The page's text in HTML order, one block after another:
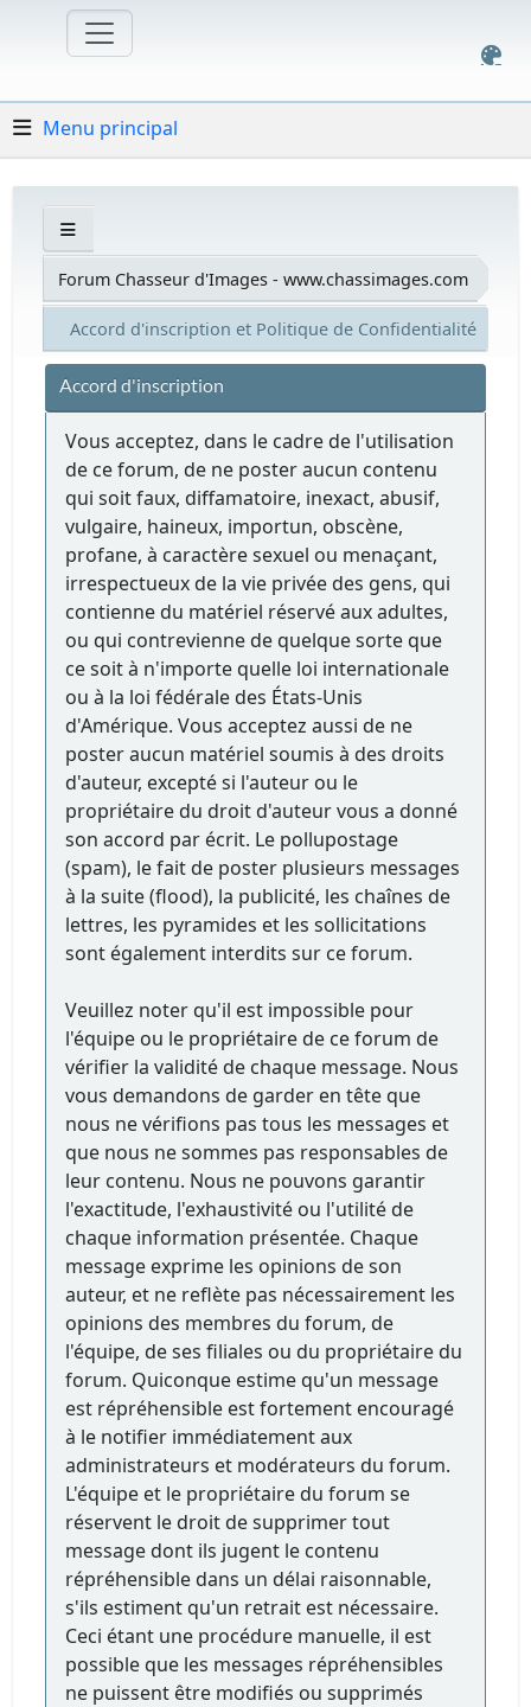
Menu principal
Forum Chasseur d'Images - www.chassimages.com
Accord d'inscription et Politique de Confidentialité
Accord d'inscription
Vous acceptez, dans le cadre de l'utilisation
de ce forum, de ne poster aucun contenu
qui soit faux, diffamatoire, inexact, abusif,
vulgaire, haineux, importun, obscène,
profane, à caractère sexuel ou menaçant,
irrespectueux de la vie privée des gens, qui
contienne du matériel réservé aux adultes,
ou qui contrevienne de quelque sorte que
ce soit à n'importe quelle loi internationale
ou à la loi fédérale des États-Unis
d'Amérique. Vous acceptez aussi de ne
poster aucun matériel soumis à des droits
d'auteur, excepté si l'auteur ou le
propriétaire du droit d'auteur vous a donné
son accord par écrit. Le pollupostage
(spam), le fait de poster plusieurs messages
à la suite (flood), la publicité, les chaînes de
lettres, les pyramides et les sollicitations
sont également interdits sur ce forum.
Veuillez noter qu'il est impossible pour
l'équipe ou le propriétaire de ce forum de
vérifier la validité de chaque message. Nous
vous demandons de garder en tête que
nous ne vérifions pas tous les messages et
que nous ne sommes pas responsables de
leur contenu. Nous ne pouvons garantir
l'exactitude, l'exhaustivité ou l'utilité de
chaque information présentée. Chaque
message exprime les opinions de son
auteur, et ne reflète pas nécessairement les
opinions des membres du forum, de
l'équipe, de ses filiales ou du propriétaire du
forum. Quiconque estime qu'un message
est répréhensible est fortement encouragé
à le notifier immédiatement aux
administrateurs et modérateurs du forum.
L'équipe et le propriétaire du forum se
réservent le droit de supprimer tout
message dont ils jugent le contenu
répréhensible dans un délai raisonnable,
s'ils estiment qu'un retrait est nécessaire.
Ceci étant une procédure manuelle, il est
possible que les messages répréhensibles
ne puissent être modifiés ou supprimés